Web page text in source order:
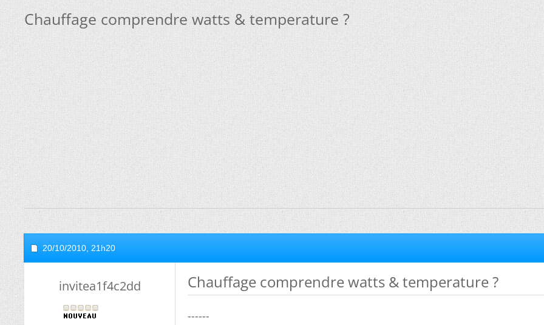
Chauffage comprendre watts & temperature ?
20/10/2010, 21h20
invitea1f4c2dd Chauffage comprendre watts & temperature ?
------